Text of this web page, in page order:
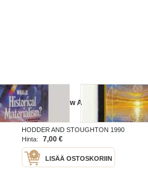
What is the New Age?
HODDER AND STOUGHTON 1990
Hinta:
7,00 €
LISÄÄ OSTOSKORIIN